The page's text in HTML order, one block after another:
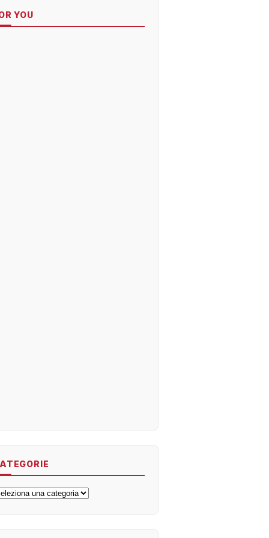
YOU